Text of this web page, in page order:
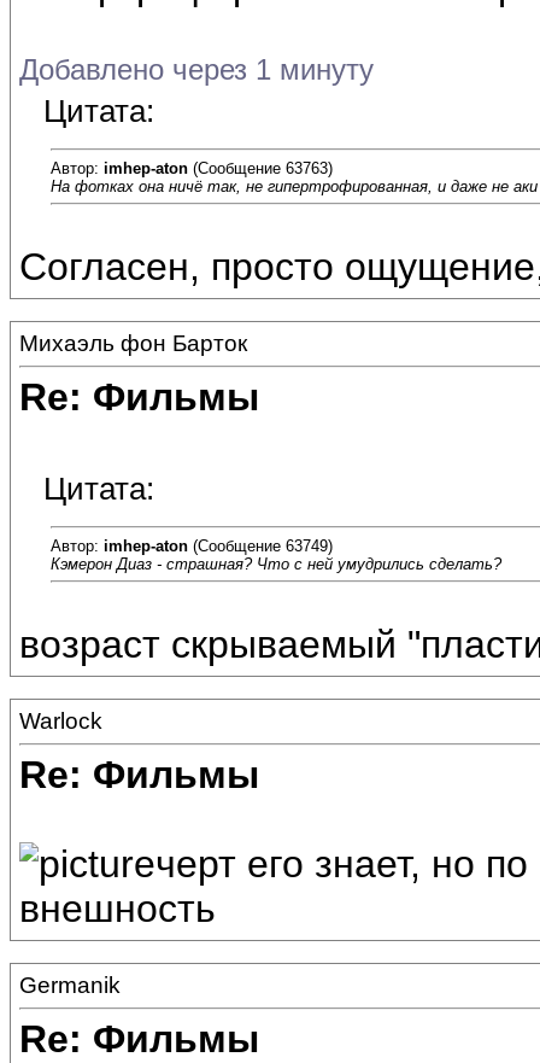
Добавлено через 1 минуту
Цитата:
Автор: imhep-aton (Сообщение 63763)
На фотках она ничё так, не гипертрофированная, и даже не
Согласен, просто
Михаэль фон Барток
Re: Фильмы
Цитата:
Автор: imhep-aton (Сообщение 63749)
Кэмерон Диаз - страшная? Что с ней умудрились сделать?
возраст скрываемый
Warlock
Re: Фильмы
черт его знает, но
внешность
Germanik
Re: Фильмы